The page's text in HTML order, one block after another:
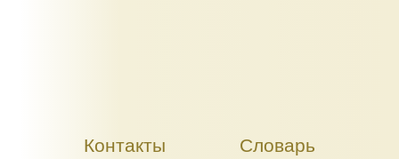
Контакты Словарь